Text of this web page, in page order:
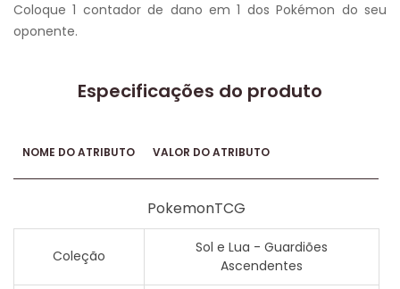
Coloque 1 contador de dano em 1 dos Pokémon do seu
oponente.
Especificações do produto
NOME DO ATRIBUTO VALOR DO ATRIBUTO
PokemonTCG
Coleção
Sol e Lua - Guardiões
Ascendentes